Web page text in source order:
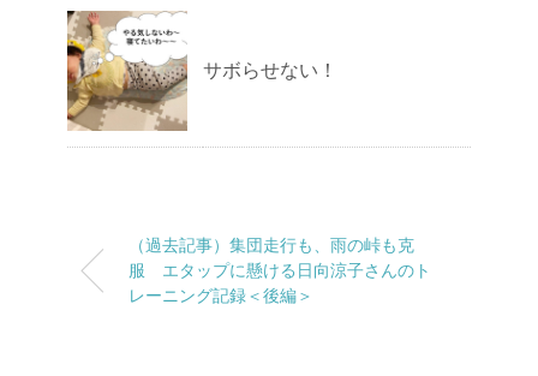
サボらせない！
（過去記事）集団走行も、雨の峠も克
服 エタップに懸ける日向涼子さんのト
レーニング記録＜後編＞